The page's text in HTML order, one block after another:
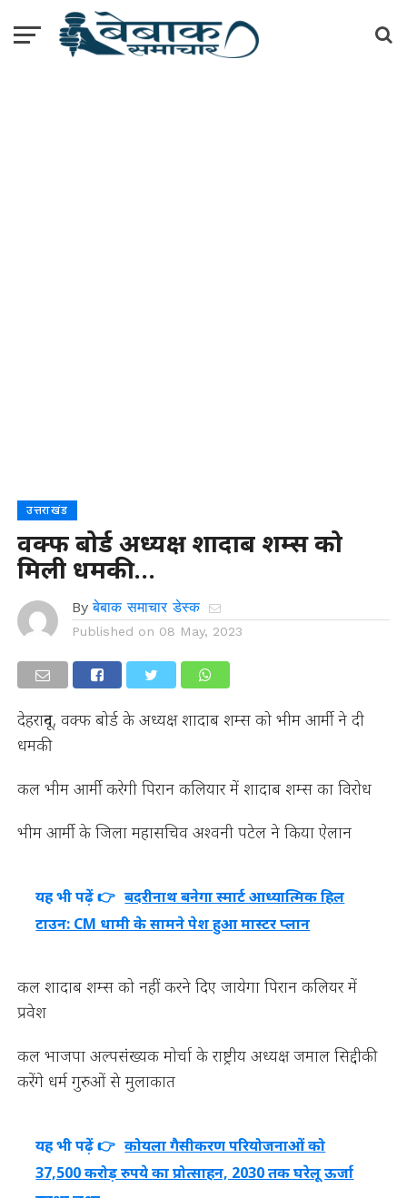
उत्तराखंड
वक्फ बोर्ड अध्यक्ष शादाब शम्स को
मिली धमकी…
By बेबाक समाचार डेस्क
Published on 08 May, 2023
देहरादून, वक्फ बोर्ड के अध्यक्ष शादाब शम्स को भीम आर्मी ने दी
धमकी
कल भीम आर्मी करेगी पिरान कलियार में शादाब शम्स का विरोध
भीम आर्मी के जिला महासचिव अश्वनी पटेल ने किया ऐलान
यह भी पढ़ें 👉 बदरीनाथ बनेगा स्मार्ट आध्यात्मिक हिल
टाउन: CM धामी के सामने पेश हुआ मास्टर प्लान
कल शादाब शम्स को नहीं करने दिए जायेगा पिरान कलियर में
प्रवेश
कल भाजपा अल्पसंख्यक मोर्चा के राष्ट्रीय अध्यक्ष जमाल सिद्दीकी
करेंगे धर्म गुरुओं से मुलाकात
यह भी पढ़ें 👉 कोयला गैसीकरण परियोजनाओं को
37,500 करोड़ रुपये का प्रोत्साहन, 2030 तक घरेलू ऊर्जा